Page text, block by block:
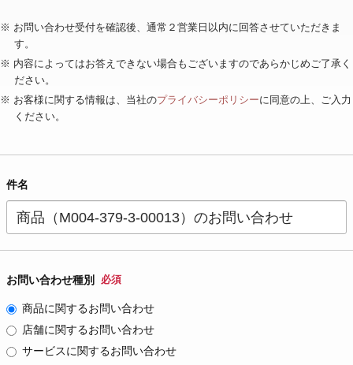
※ お問い合わせ受付を確認後、通常２営業日以内に回答させていただきま
す。
※ 内容によってはお答えできない場合もございますのであらかじめご了承く
ださい。
※ お客様に関する情報は、当社のプライバシーポリシーに同意の上、ご入力
ください。
件名
お問い合わせ種別 必須
商品に関するお問い合わせ
店舗に関するお問い合わせ
サービスに関するお問い合わせ